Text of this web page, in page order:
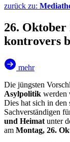
zurück zu:
26. Oktober
kontrovers
mehr
Die jüngsten
Asylpolitik werden
Dies hat sich in den
Sachverständigen
und Heimat unter
am Montag, 26.